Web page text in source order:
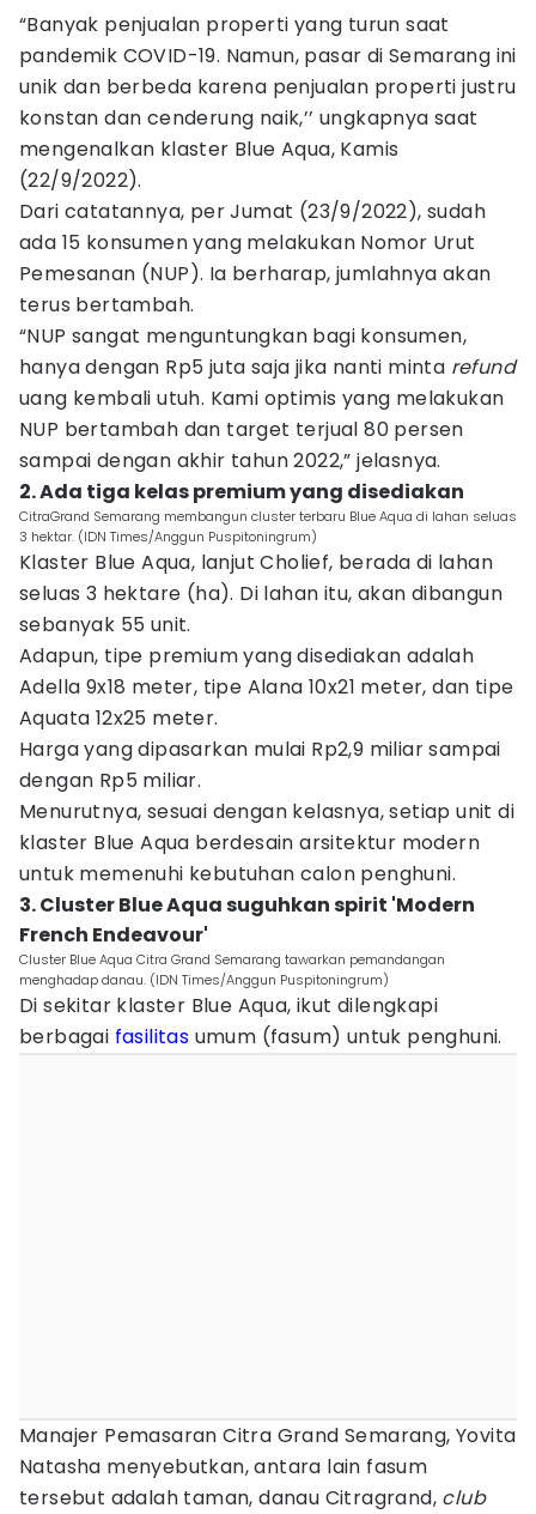
“Banyak penjualan properti yang turun saat
pandemik COVID-19. Namun, pasar di Semarang ini
unik dan berbeda karena penjualan properti justru
konstan dan cenderung naik,’’ ungkapnya saat
mengenalkan klaster Blue Aqua, Kamis
(22/9/2022).
Dari catatannya, per Jumat (23/9/2022), sudah
ada 15 konsumen yang melakukan Nomor Urut
Pemesanan (NUP). Ia berharap, jumlahnya akan
terus bertambah.
“NUP sangat menguntungkan bagi konsumen,
hanya dengan Rp5 juta saja jika nanti minta refund
uang kembali utuh. Kami optimis yang melakukan
NUP bertambah dan target terjual 80 persen
sampai dengan akhir tahun 2022,” jelasnya.
2. Ada tiga kelas premium yang disediakan
CitraGrand Semarang membangun cluster terbaru Blue Aqua di lahan seluas
3 hektar. (IDN Times/Anggun Puspitoningrum)
Klaster Blue Aqua, lanjut Cholief, berada di lahan
seluas 3 hektare (ha). Di lahan itu, akan dibangun
sebanyak 55 unit.
Adapun, tipe premium yang disediakan adalah
Adella 9x18 meter, tipe Alana 10x21 meter, dan tipe
Aquata 12x25 meter.
Harga yang dipasarkan mulai Rp2,9 miliar sampai
dengan Rp5 miliar.
Menurutnya, sesuai dengan kelasnya, setiap unit di
klaster Blue Aqua berdesain arsitektur modern
untuk memenuhi kebutuhan calon penghuni.
3. Cluster Blue Aqua suguhkan spirit 'Modern
French Endeavour'
Cluster Blue Aqua Citra Grand Semarang tawarkan pemandangan
menghadap danau. (IDN Times/Anggun Puspitoningrum)
Di sekitar klaster Blue Aqua, ikut dilengkapi
berbagai fasilitas umum (fasum) untuk penghuni.
Manajer Pemasaran Citra Grand Semarang, Yovita
Natasha menyebutkan, antara lain fasum
tersebut adalah taman, danau Citragrand, club